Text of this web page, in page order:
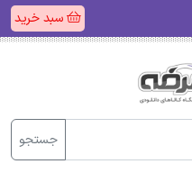
سبد خرید
جستجو